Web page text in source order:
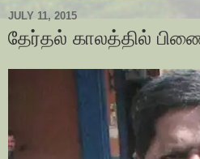
JULY 11, 2015
தேர்தல் காலத்தில்